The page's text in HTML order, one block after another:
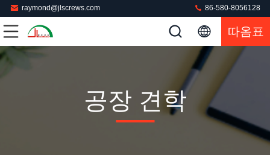
raymond@jlscrews.com 86-580-8056128
따옴표
공장 견학